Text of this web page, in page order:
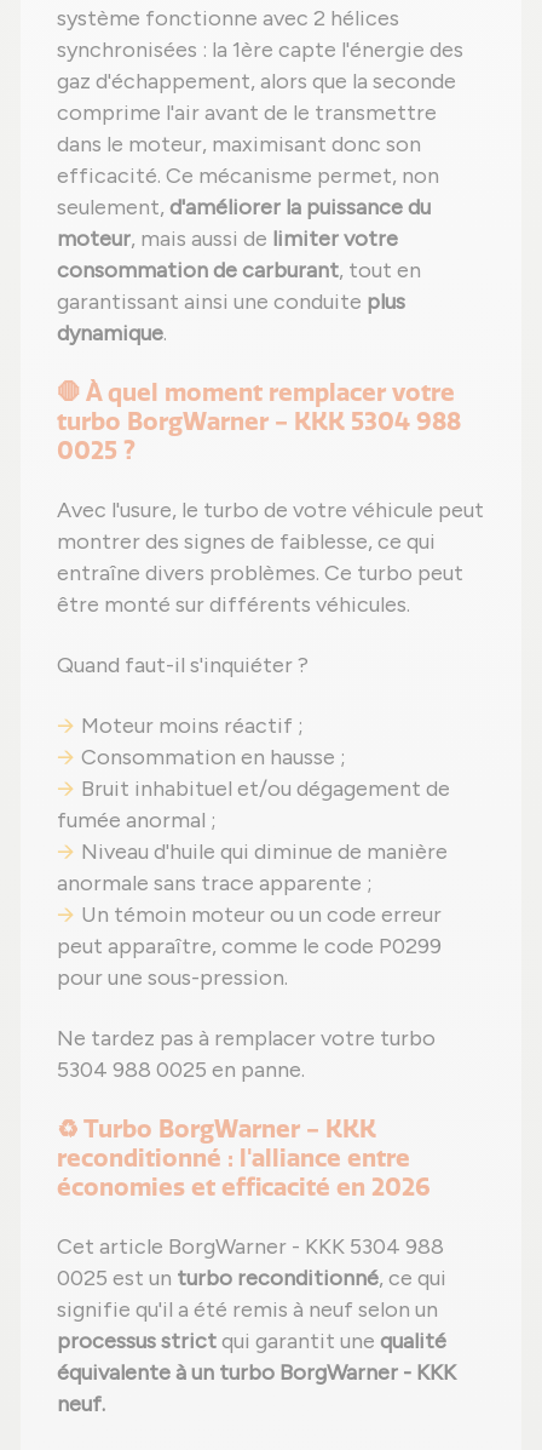
système fonctionne avec 2 hélices
synchronisées : la 1ère capte l'énergie des
gaz d'échappement, alors que la seconde
comprime l'air avant de le transmettre
dans le moteur, maximisant donc son
efficacité. Ce mécanisme permet, non
seulement, d'améliorer la puissance du
moteur, mais aussi de limiter votre
consommation de carburant, tout en
garantissant ainsi une conduite plus
dynamique.
🛑 À quel moment remplacer votre
turbo BorgWarner - KKK 5304 988
0025 ?
Avec l'usure, le turbo de votre véhicule peut
montrer des signes de faiblesse, ce qui
entraîne divers problèmes. Ce turbo peut
être monté sur différents véhicules.
Quand faut-il s'inquiéter ?
Moteur moins réactif ;
Consommation en hausse ;
Bruit inhabituel et/ou dégagement de
fumée anormal ;
Niveau d'huile qui diminue de manière
anormale sans trace apparente ;
Un témoin moteur ou un code erreur
peut apparaître, comme le code P0299
pour une sous-pression.
Ne tardez pas à remplacer votre turbo
5304 988 0025 en panne.
♻️ Turbo BorgWarner - KKK
reconditionné : l'alliance entre
économies et efficacité en 2026
Cet article BorgWarner - KKK 5304 988
0025 est un turbo reconditionné, ce qui
signifie qu'il a été remis à neuf selon un
processus strictqui garantit une qualité
équivalente à un turbo BorgWarner - KKK
neuf.